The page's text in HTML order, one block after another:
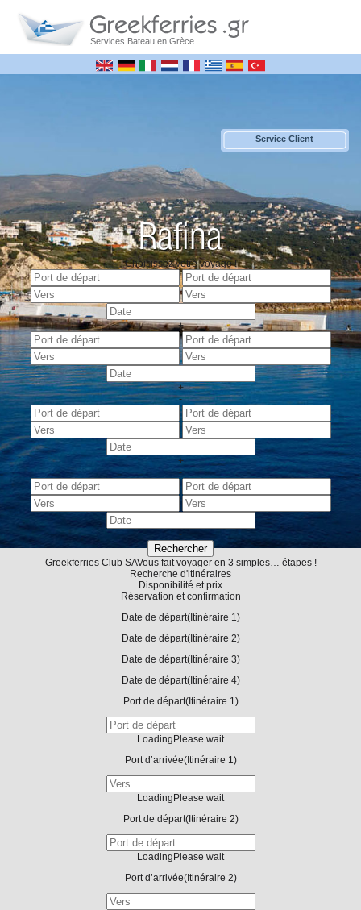
Services Bateau en Grèce
Service Client
Rafina
Choisissez votre voyage !
+
+
-
+
-
-
Greekferries Club SAVous fait voyager en 3 simples… étapes !
Recherche d'itinéraires
Disponibilité et prix
Réservation et confirmation
Date de départ(Itinéraire 1)
Date de départ(Itinéraire 2)
Date de départ(Itinéraire 3)
Date de départ(Itinéraire 4)
Port de départ(Itinéraire 1)
Loading Please wait
Port d’arrivée(Itinéraire 1)
Loading Please wait
Port de départ(Itinéraire 2)
Loading Please wait
Port d’arrivée(Itinéraire 2)